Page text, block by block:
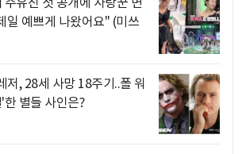
일 예쁘게 나왔어요" (미쓰
저, 28세 사망 18주기..폴 워
별들 사인은?